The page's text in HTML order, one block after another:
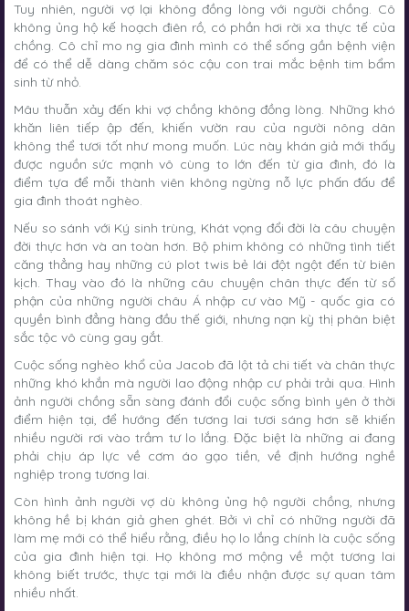
Tuy nhiên, người vợ lại không đồng lòng với người chồng. Cô
không ủng hộ kế hoạch điên rồ, có phần hơi rời xa thực tế của
chồng. Cô chỉ mo ng gia đình mình có thể sống gần bệnh viện
để có thể dễ dàng chăm sóc cậu con trai mắc bệnh tim bẩm
sinh từ nhỏ.
Mâu thuẫn xảy đến khi vợ chồng không đồng lòng. Những khó
khăn liên tiếp ập đến, khiến vườn rau của người nông dân
không thể tươi tốt như mong muốn. Lúc này khán giả mới thấy
được nguồn sức mạnh vô cùng to lớn đến từ gia đình, đó là
điểm tựa để mỗi thành viên không ngừng nỗ lực phấn đấu để
gia đình thoát nghèo.
Nếu so sánh với Ký sinh trùng, Khát vọng đổi đời là câu chuyện
đời thực hơn và an toàn hơn. Bộ phim không có những tình tiết
căng thẳng hay những cú plot twis bẻ lái đột ngột đến từ biên
kịch. Thay vào đó là những câu chuyện chân thực đến từ số
phận của những người châu Á nhập cư vào Mỹ - quốc gia có
quyền bình đẳng hàng đầu thế giới, nhưng nạn kỳ thị phân biệt
sắc tộc vô cùng gay gắt.
Cuộc sống nghèo khổ của Jacob đã lột tả chi tiết và chân thực
những khó khắn mà người lao động nhập cư phải trải qua. Hình
ảnh người chồng sẵn sàng đánh đổi cuộc sống bình yên ở thời
điểm hiện tại, để hướng đến tương lai tươi sáng hơn sẽ khiến
nhiều người rơi vào trầm tư lo lắng. Đặc biệt là những ai đang
phải chịu áp lực về cơm áo gạo tiền, về định hướng nghề
nghiệp trong tương lai.
Còn hình ảnh người vợ dù không ủng hộ người chồng, nhưng
không hề bị khán giả ghen ghét. Bởi vì chỉ có những người đã
làm mẹ mới có thể hiểu rằng, điều họ lo lắng chính là cuộc sống
của gia đình hiện tại. Họ không mơ mộng về một tương lai
không biết trước, thực tại mới là điều nhận được sự quan tâm
nhiều nhất.